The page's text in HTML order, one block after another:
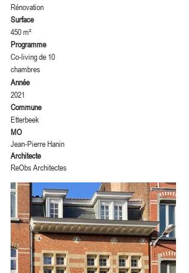
Rénovation
Surface
450 m²
Programme
Co-living de 10
chambres
Année
2021
Commune
Etterbeek
MO
Jean-Pierre Hanin
Architecte
ReObs Architectes